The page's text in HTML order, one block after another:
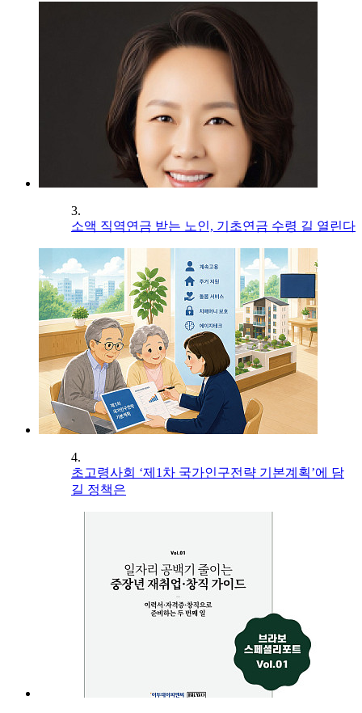
3.
소액 직역연금 받는 노인, 기초연금 수령 길 열린다
4.
초고령사회 ‘제1차 국가인구전략 기본계획’에 담
길 정책은